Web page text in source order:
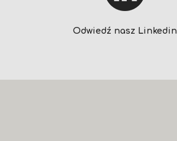
Odwiedź nasz Linkedin